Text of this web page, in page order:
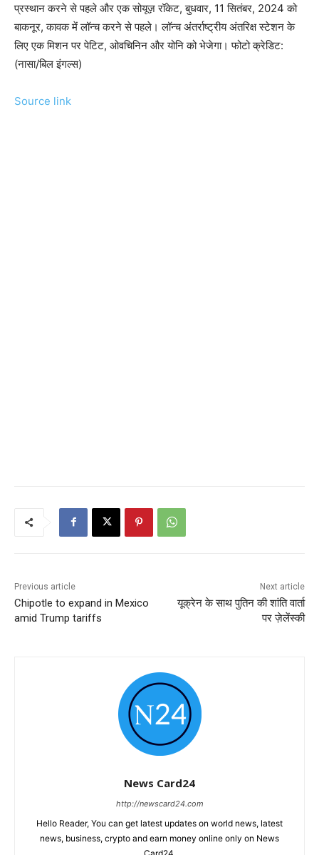
प्रस्थान करने से पहले और एक सोयूज़ रॉकेट, बुधवार, 11 सितंबर, 2024 को
बाकनूर, कावक में लॉन्च करने से पहले। लॉन्च अंतर्राष्ट्रीय अंतरिक्ष स्टेशन के
लिए एक मिशन पर पेटिट, ओवचिनिन और योनि को भेजेगा। फोटो क्रेडिट:
(नासा/बिल इंगल्स)
Source link
Previous article
Chipotle to expand in Mexico
amid Trump tariffs
Next article
यूक्रेन के साथ पुतिन की शांति वार्ता
पर ज़ेलेंस्की
News Card24
http://newscard24.com
Hello Reader, You can get latest updates on world news, latest
news, business, crypto and earn money online only on News